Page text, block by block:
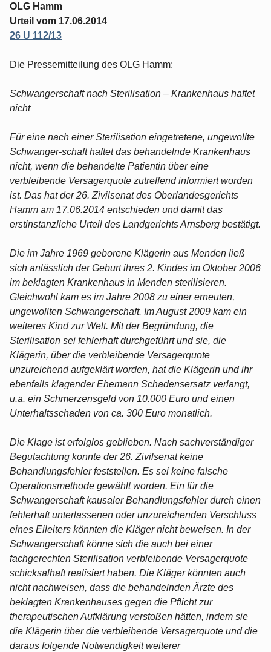
OLG Hamm
Urteil vom 17.06.2014
26 U 112/13
Die Pressemitteilung des OLG Hamm:
Schwangerschaft nach Sterilisation – Krankenhaus haftet
nicht
Für eine nach einer Sterilisation eingetretene, ungewollte
Schwanger-schaft haftet das behandelnde Krankenhaus
nicht, wenn die behandelte Patientin über eine
verbleibende Versagerquote zutreffend informiert worden
ist. Das hat der 26. Zivilsenat des Oberlandesgerichts
Hamm am 17.06.2014 entschieden und damit das
erstinstanzliche Urteil des Landgerichts Arnsberg bestätigt.
Die im Jahre 1969 geborene Klägerin aus Menden ließ
sich anlässlich der Geburt ihres 2. Kindes im Oktober 2006
im beklagten Krankenhaus in Menden sterilisieren.
Gleichwohl kam es im Jahre 2008 zu einer erneuten,
ungewollten Schwangerschaft. Im August 2009 kam ein
weiteres Kind zur Welt. Mit der Begründung, die
Sterilisation sei fehlerhaft durchgeführt und sie, die
Klägerin, über die verbleibende Versagerquote
unzureichend aufgeklärt worden, hat die Klägerin und ihr
ebenfalls klagender Ehemann Schadensersatz verlangt,
u.a. ein Schmerzensgeld von 10.000 Euro und einen
Unterhaltsschaden von ca. 300 Euro monatlich.
Die Klage ist erfolglos geblieben. Nach sachverständiger
Begutachtung konnte der 26. Zivilsenat keine
Behandlungsfehler feststellen. Es sei keine falsche
Operationsmethode gewählt worden. Ein für die
Schwangerschaft kausaler Behandlungsfehler durch einen
fehlerhaft unterlassenen oder unzureichenden Verschluss
eines Eileiters könnten die Kläger nicht beweisen. In der
Schwangerschaft könne sich die auch bei einer
fachgerechten Sterilisation verbleibende Versagerquote
schicksalhaft realisiert haben. Die Kläger könnten auch
nicht nachweisen, dass die behandelnden Ärzte des
beklagten Krankenhauses gegen die Pflicht zur
therapeutischen Aufklärung verstoßen hätten, indem sie
die Klägerin über die verbleibende Versagerquote und die
daraus folgende Notwendigkeit weiterer